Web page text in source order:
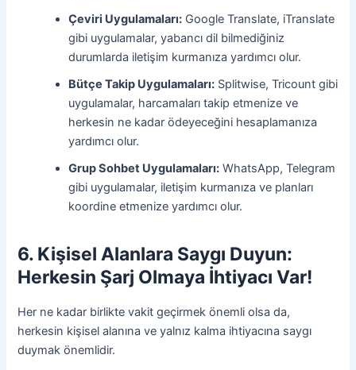
Çeviri Uygulamaları: Google Translate, iTranslate
gibi uygulamalar, yabancı dil bilmediğiniz
durumlarda iletişim kurmanıza yardımcı olur.
Bütçe Takip Uygulamaları: Splitwise, Tricount gibi
uygulamalar, harcamaları takip etmenize ve
herkesin ne kadar ödeyeceğini hesaplamanıza
yardımcı olur.
Grup Sohbet Uygulamaları: WhatsApp, Telegram
gibi uygulamalar, iletişim kurmanıza ve planları
koordine etmenize yardımcı olur.
6. Kişisel Alanlara Saygı Duyun:
Herkesin Şarj Olmaya İhtiyacı Var!
Her ne kadar birlikte vakit geçirmek önemli olsa da,
herkesin kişisel alanına ve yalnız kalma ihtiyacına saygı
duymak önemlidir.